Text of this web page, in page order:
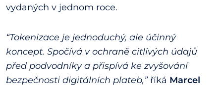
vydaných v jednom roce.
“Tokenizace je jednoduchý, ale účinný
koncept. Spočívá v ochraně citlivých údajů
před podvodníky a přispívá ke zvyšování
bezpečnosti digitálních plateb,”říká Marcel